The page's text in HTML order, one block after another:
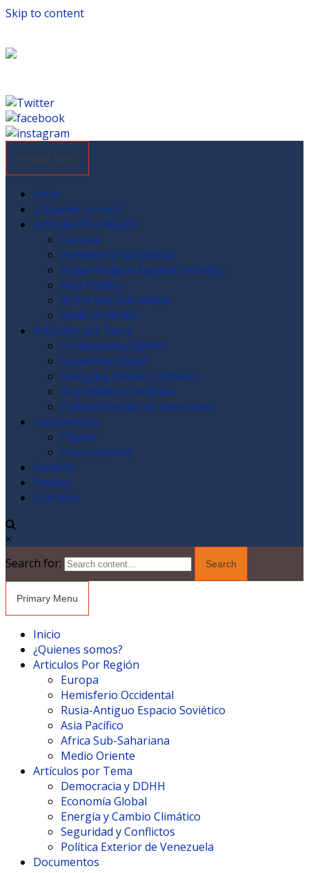
Skip to content
Primary Menu
Inicio
¿Quienes somos?
Articulos Por Región
Europa
Hemisferio Occidental
Rusia-Antiguo Espacio Soviético
Asia Pacífico
Africa Sub-Sahariana
Medio Oriente
Artículos por Tema
Democracia y DDHH
Economía Global
Energía y Cambio Climático
Seguridad y Conflictos
Política Exterior de Venezuela
Documentos
Papers
Declaraciones
Eventos
Prensa
Contacto
×
Search for:
Primary Menu
Inicio
¿Quienes somos?
Articulos Por Región
Europa
Hemisferio Occidental
Rusia-Antiguo Espacio Soviético
Asia Pacífico
Africa Sub-Sahariana
Medio Oriente
Artículos por Tema
Democracia y DDHH
Economía Global
Energía y Cambio Climático
Seguridad y Conflictos
Política Exterior de Venezuela
Documentos